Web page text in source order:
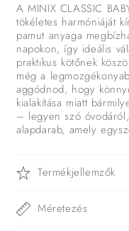
A MINIX CLASSIC
tökéletes harmóniáját
pamut anyaga
napokon, így ideális
praktikus kötőnek
még a
aggódnod, hogy
kialakítása miatt
– legyen szó
alapdarab, amely
Termékjellemzők
Méretezés